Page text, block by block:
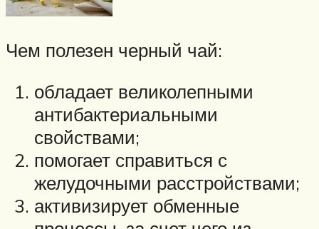
Чем полезен черный чай:
обладает великолепными
антибактериальными
свойствами;
помогает справиться с
желудочными расстройствами;
активизирует обменные